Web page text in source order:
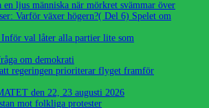
ljus människa när mörkret svämmar över
Varför växer högern?( Del 6) Spelet om
Inför val låter alla partier lite som
om demokrati
regeringen prioriterar flyget framför
den 22, 23 augusti 2026
mot folkliga protester